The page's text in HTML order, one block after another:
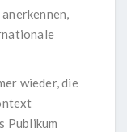
wieder, die
Publikum